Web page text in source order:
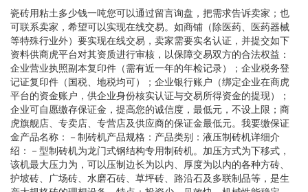
瓷砖用粘土多少钱一吨您可以通过留言询盘，把需求告诉卖家；也
可联系卖家，希望可以实现在线交易。如商铺（除医药、医药器械
等特殊行业外）要实现在线交易，卖家需要实名认证，并提交如下
资料供商虎平台对其资质进行审核，以保障交易双方的合法权益：
企业营业执照副本复印件（需有近一年的年检记录）；企业税务登
记证复印件（国税、地税均可）；企业银行账户（绑定企业在商虎
平台的资金账户，供企业身份核实认证与交易所得资金的提现）；
企业可自愿缴存保证金，提高您的诚信度，最低元，不设上限；商
虎旗舰店、专卖店、专营店及供应商的保证金最低元。我要缴保证
金产品名称：－制砖机产品规格：产品类别：液压制砖机详细介
绍：－型制砖机为龙门式钢结构专用制砖机。加压方式为下移式，
该机最大压力为，可以压制边长为以内、厚度为以内的各种方砖、
护坡砖、广场砖、水磨石砖、草坪砖、路沿石及多联制品等，是生